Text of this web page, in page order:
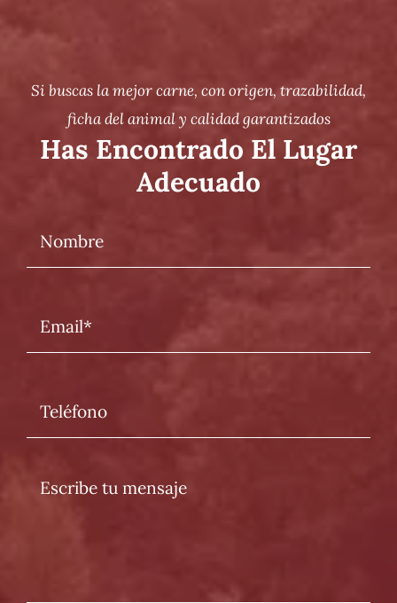
Si buscas la mejor carne, con origen, trazabilidad,
ficha del animal y calidad garantizados
Has Encontrado El Lugar
Adecuado